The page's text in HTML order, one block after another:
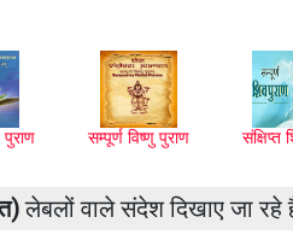
पुराण सम्पूर्ण विष्णु पुराण संक्षिप्त
लेबलों वाले संदेश दिखाए जा रहे